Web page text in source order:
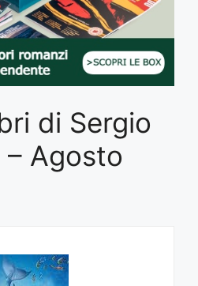
di Sergio
– Agosto